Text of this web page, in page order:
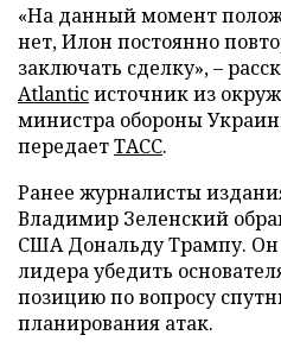
«На данный момент
нет, Илон постоянно
заключать сделку», –
Atlanticисточник из
министра обороны
передаетТАСС.
Ранее журналисты
Владимир Зеленский
США Дональду Трампу. Он
лидера убедить
позицию по вопросу
планирования атак.